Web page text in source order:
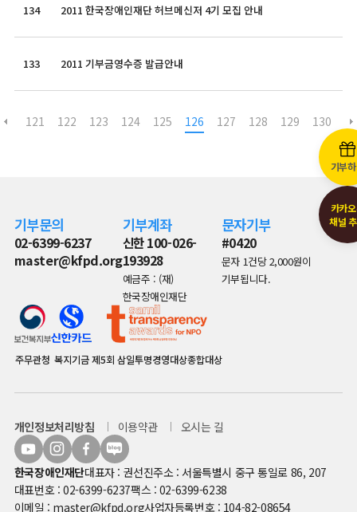
134 2011 한국장애인재단 허브메신저 4기 모집 안내
133 2011 기부금영수증 발급안내
121 122 123 124 125 126 127 128 129 130
기부
카카
채널
기부문의
02-6399-6237
master@kfpd.org
기부계좌
신한 100-026-
193928
예금주 : (재)
한국장애인재단
문자기부
#0420
문자 1건당 2,000원이
기부됩니다.
주무관청 복지기금제5회 삼일투명경영대상종합대상
개인정보처리방침 이용약관 오시는 길
한국장애인재단대표자 : 권선진주소 : 서울특별시 중구 통일로 86, 207
대표번호 : 02-6399-6237팩스 : 02-6399-6238
이메일 : master@kfpd.org사업자등록번호 : 104-82-08654